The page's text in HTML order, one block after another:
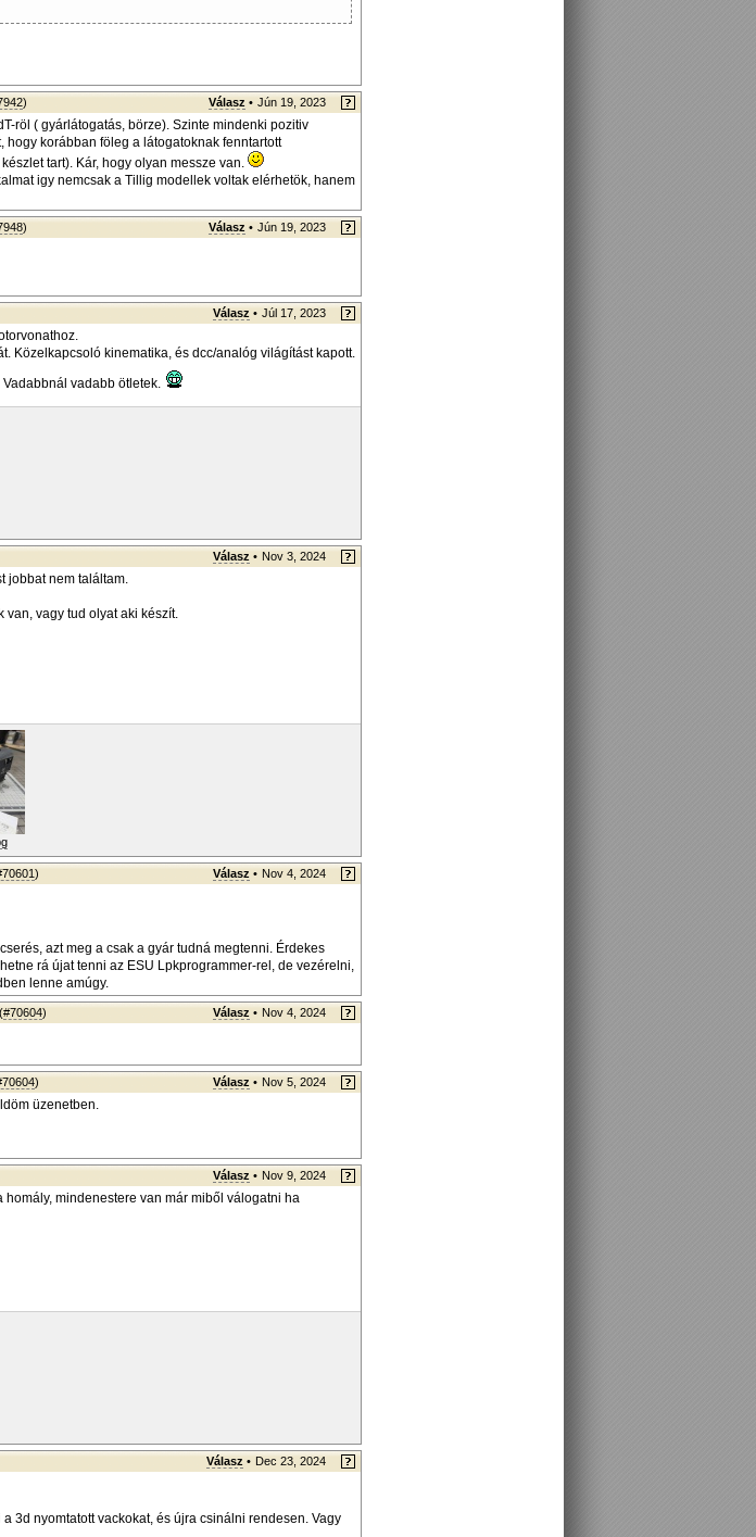
) Válasz • Jún 19, 2023
röl ( gyárlátogatás, börze). Szinte mindenki pozitiv
korábban föleg a látogatoknak fenntartott
tart). Kár, hogy olyan messze van.
igy nemcsak a Tillig modellek voltak elérhetök, hanem
) Válasz • Jún 19, 2023
Válasz • Júl 17, 2023
Közelkapcsoló kinematika, és dcc/analóg világítást kapott.
vadabb ötletek.
Válasz • Nov 3, 2024
jobbat nem találtam.
van, vagy tud olyat aki készít.
) Válasz • Nov 4, 2024
azt meg a csak a gyár tudná megtenni. Érdekes
rá újat tenni az ESU Lpkprogrammer-rel, de vezérelni,
lenne amúgy.
#70604) Válasz • Nov 4, 2024
) Válasz • Nov 5, 2024
üzenetben.
Válasz • Nov 9, 2024
homály, mindenestere van már miből válogatni ha
Válasz • Dec 23, 2024
3d nyomtatott vackokat, és újra csinálni rendesen. Vagy